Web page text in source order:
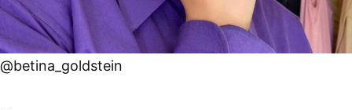
@betina_goldstein